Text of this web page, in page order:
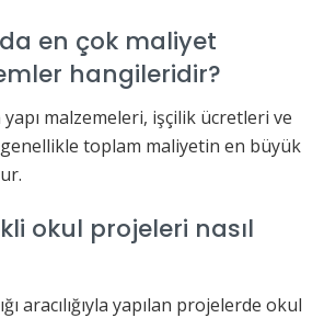
en çok maliyet
hangileridir?
malzemeleri, işçilik ücretleri ve
toplam maliyetin en büyük
okul projeleri nasıl
aracılığıyla yapılan projelerde okul